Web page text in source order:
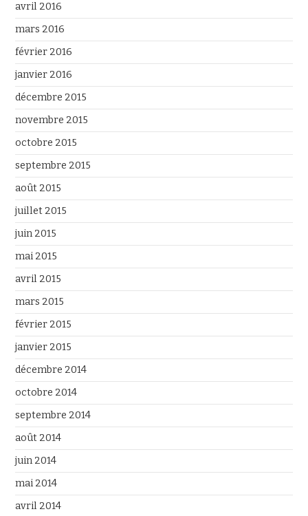
avril 2016
mars 2016
février 2016
janvier 2016
décembre 2015
novembre 2015
octobre 2015
septembre 2015
août 2015
juillet 2015
juin 2015
mai 2015
avril 2015
mars 2015
février 2015
janvier 2015
décembre 2014
octobre 2014
septembre 2014
août 2014
juin 2014
mai 2014
avril 2014